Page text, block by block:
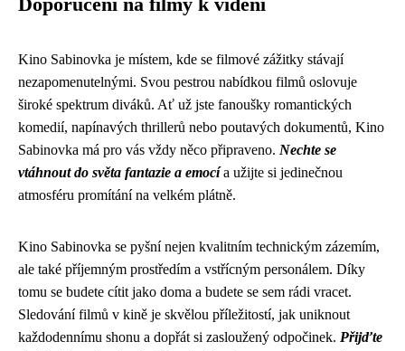
Doporučení na filmy k vidění
Kino Sabinovka je místem, kde se filmové zážitky stávají
nezapomenutelnými. Svou pestrou nabídkou filmů oslovuje
široké spektrum diváků. Ať už jste fanoušky romantických
komedií, napínavých thrillerů nebo poutavých dokumentů, Kino
Sabinovka má pro vás vždy něco připraveno. Nechte se
vtáhnout do světa fantazie a emocía užijte si jedinečnou
atmosféru promítání na velkém plátně.
Kino Sabinovka se pyšní nejen kvalitním technickým zázemím,
ale také příjemným prostředím a vstřícným personálem. Díky
tomu se budete cítit jako doma a budete se sem rádi vracet.
Sledování filmů v kině je skvělou příležitostí, jak uniknout
každodennímu shonu a dopřát si zasloužený odpočinek. Přijďte